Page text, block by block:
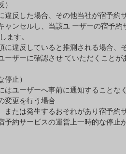
の遵守事項の
違反した場合、その他当社が宿予
ャンセルし、当該ユ ーザーの宿予
ます。
に違反していると推測される場合
ザーに確認させ ていただくことが
ービスの⼀時的
はユーザーへ事前に通知することな
変更を⾏う場合
または発⽣するおそれがあり宿予約
予約サービスの運営上⼀時的な停⽌